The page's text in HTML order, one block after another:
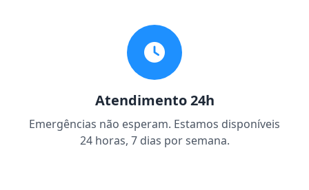
Atendimento 24h
Emergências não esperam. Estamos disponíveis
24 horas, 7 dias por semana.